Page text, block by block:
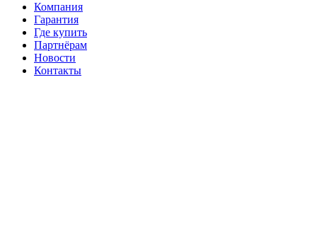
Компания
Гарантия
Где купить
Партнёрам
Новости
Контакты